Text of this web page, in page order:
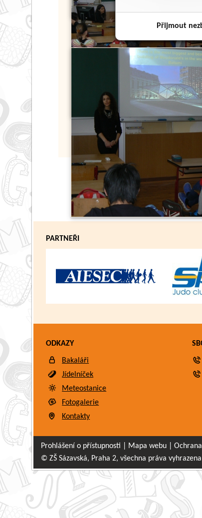
Přijmout
PARTNEŘI
ODKAZY
Bakaláři
Jídelníček
Meteostanice
Fotogalerie
Kontakty
Prohlášení o přístupnosti Mapa webu |
© ZŠ Sázavská, Praha 2, všechna práva vyhrazena